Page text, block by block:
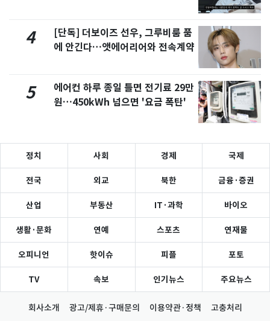
4
[단독] 더보이즈 선우, 그루비룸 품
에 안긴다…앳에어리어와 전속계약
5
에어컨 하루 종일 틀면 전기료 29만
원…450kWh 넘으면 '요금 폭탄'
정치 사회 경제 국제
전국 외교 북한 금융·증권
산업 부동산 IT·과학 바이오
생활·문화 연예 스포츠 연재물
오피니언 핫이슈 피플 포토
TV 속보 인기뉴스 주요뉴스
회사소개 광고/제휴·구매문의 이용약관·정책 고충처리